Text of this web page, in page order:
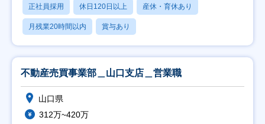
正社員採用 休日120日以上 産休・育休あり
月残業20時間以内 賞与あり
不動産売買事業部＿山口支店＿営業職
山口県
312万~420万